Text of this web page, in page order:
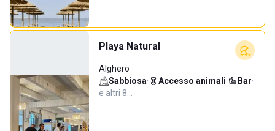
Playa Natural
Alghero
Sabbiosa· Accesso animali· Bar·
e altri 8…